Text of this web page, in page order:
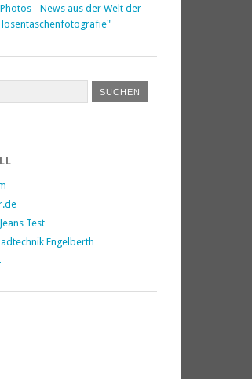
- News aus der Welt der
Test
Engelberth